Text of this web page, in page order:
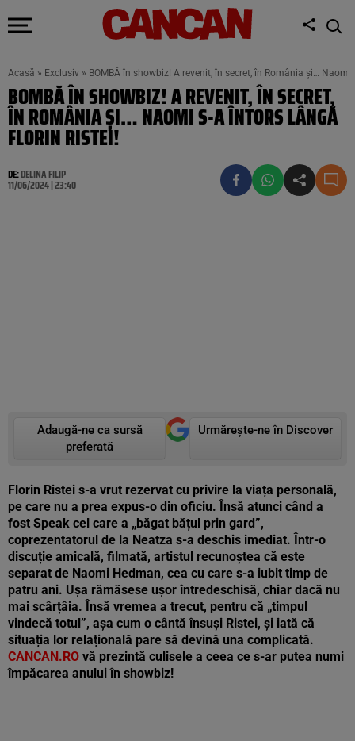
Acasă » Exclusiv » BOMBĂ în showbiz! A revenit, în secret, în România și…
BOMBĂ ÎN SHOWBIZ! A REVENIT, ÎN SECRET,
ÎN ROMÂNIA ȘI… NAOMI S-A ÎNTORS LÂNGĂ
FLORIN RISTEI!
DE:DELINA FILIP
11/06/2024 | 23:40
Adaugă-ne ca sursă
preferată
Urmărește-ne în Discover
Florin Ristei s-a vrut rezervat cu privire la viața personală,
pe care nu a prea expus-o din oficiu. Însă atunci când a
fost Speak cel care a „băgat bățul prin gard”,
coprezentatorul de la Neatza s-a deschis imediat. Într-o
discuție amicală, filmată, artistul recunoștea că este
separat de Naomi Hedman, cea cu care s-a iubit timp de
patru ani. Ușa rămăsese ușor întredeschisă, chiar dacă nu
mai scârțâia. Însă vremea a trecut, pentru că „timpul
vindecă totul”, așa cum o cântă însuși Ristei, și iată că
situația lor relațională pare să devină una complicată.
CANCAN.RO vă prezintă culisele a ceea ce s-ar putea numi
împăcarea anului în showbiz!